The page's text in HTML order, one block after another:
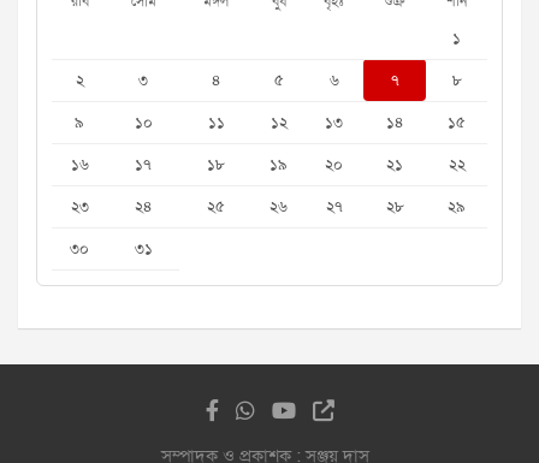
১
২
৩ ৪ ৫ ৬ ৭
৮
৯
১০ ১১ ১২ ১৩ ১৪
১৫
১৬
১৭ ১৮ ১৯ ২০ ২১
২২
২৩
২৪ ২৫ ২৬ ২৭ ২৮
২৯
৩০
৩১
সম্পাদক ও প্রকাশক : সঞ্জয় দাস